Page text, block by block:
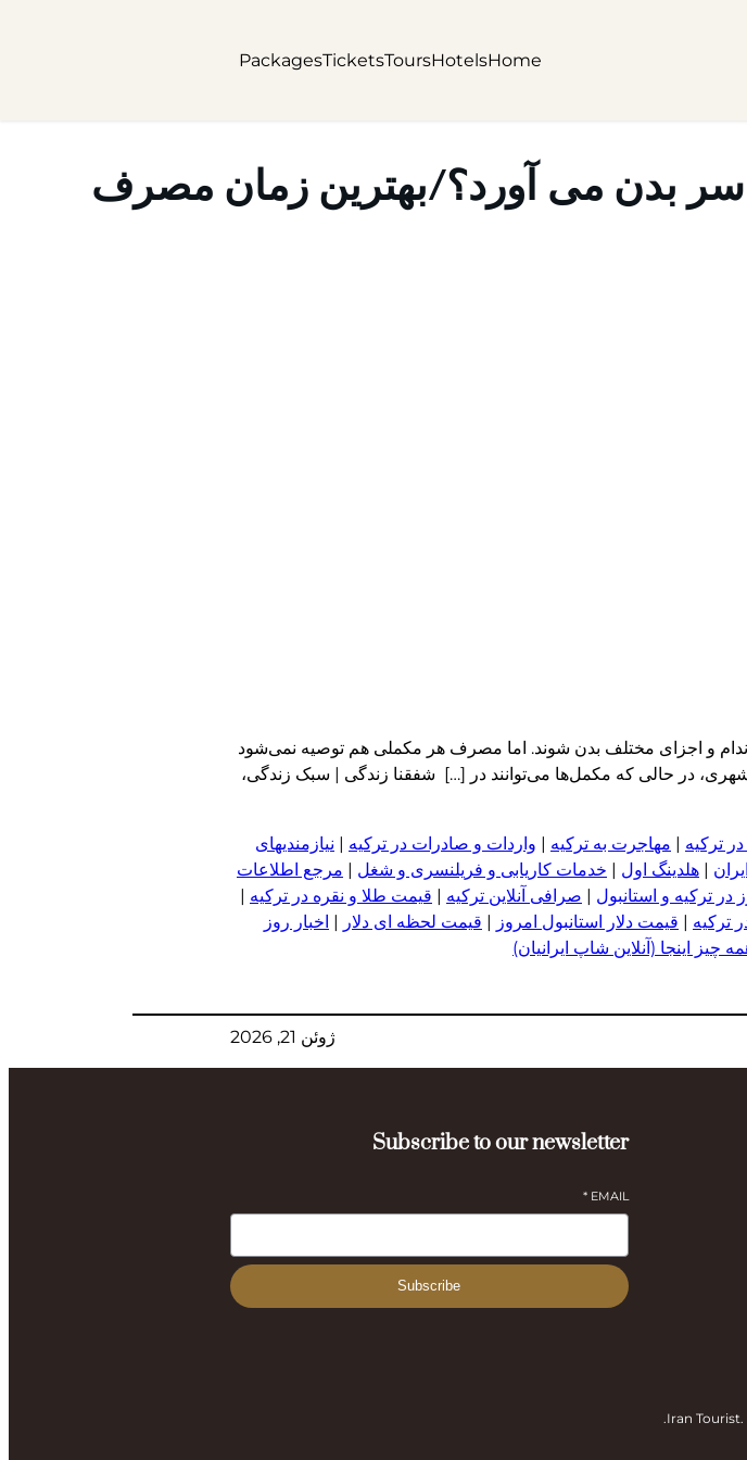
Home
Hotels
Tours
Tickets
Packages
بدن می آورد؟/بهترین زمان مصرف
اندام و اجزای مختلف بدن شوند. اما مصرف هر مکملی هم توصیه نمی‌شود
در حالی که مکمل‌ها می‌توانند در […] شفقنا زندگی | سبک زندگی،
ترکیه | مهاجرت به ترکیه | واردات و صادرات در ترکیه | نیازمندیهای
| هلدینگ اول | خدمات کاریابی و فریلنسری و شغل | مرجع اطلاعات
در ترکیه و استانبول | صرافی آنلاین ترکیه | قیمت طلا و نقره در ترکیه |
ترکیه | قیمت دلار استانبول امروز | قیمت لحظه ای دلار | اخبار روز
چیز اینجا (آنلاین شاپ ایرانیان)
ژوئن 21, 2026
Subscribe to our newsletter
EMAIL
*
Subscribe